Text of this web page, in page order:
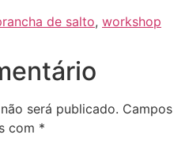
de salto, workshop
será publicado. Campos
com *